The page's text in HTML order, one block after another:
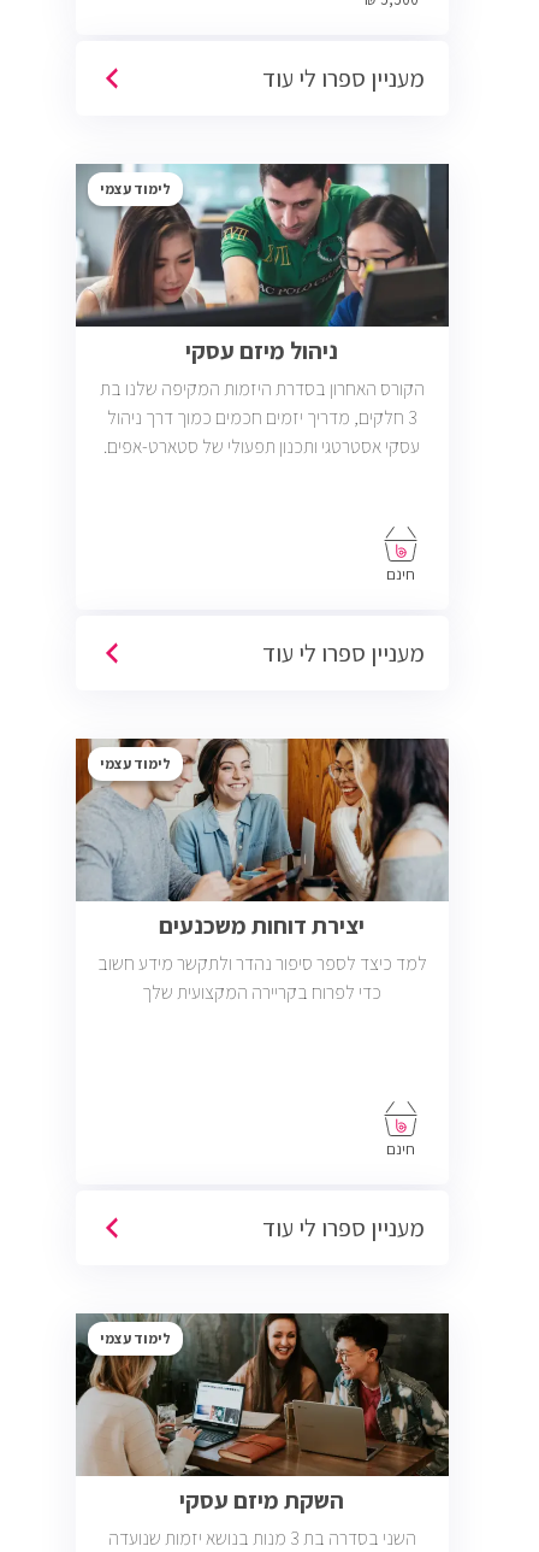
מעניין ספרו לי עוד
לימוד עצמי
ניהול מיזם עסקי
הקורס האחרון בסדרת היזמות המקיפה שלנו בת
3 חלקים, מדריך יזמים חכמים כמוך דרך ניהול
עסקי אסטרטגי ותכנון תפעולי של סטארט-אפים.
חינם
מעניין ספרו לי עוד
לימוד עצמי
יצירת דוחות משכנעים
למד כיצד לספר סיפור נהדר ולתקשר מידע חשוב
כדי לפרוח בקריירה המקצועית שלך
חינם
מעניין ספרו לי עוד
לימוד עצמי
השקת מיזם עסקי
השני בסדרה בת 3 מנות בנושא יזמות שנועדה